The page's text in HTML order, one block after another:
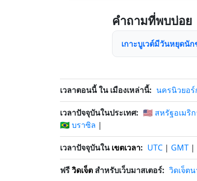
คำถามที่พบบ่อย
เกาะบูเวต์มีวันหยุดนั
เวลาตอนนี้ ใน เมืองเหล่านี้: นครนิวยอร์
เวลาปัจจุบันในประเทศ: 🇺🇸 สหรัฐอเมริ
🇧🇷 บราซิล |
เวลาปัจจุบันในเขตเวลา: UTC | GMT |
ฟรีวิดเจ็ต สำหรับเว็บมาสเตอร์: วิดเจ็ต